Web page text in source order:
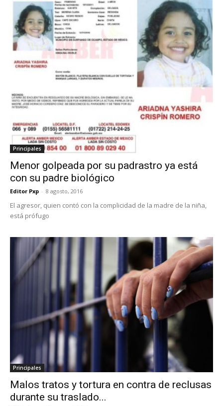
Principales
Menor golpeada por su padrastro ya está
con su padre biológico
Editor Pxp - 8 agosto, 2016
El agresor, quien contó con la complicidad de la madre de la niña,
está prófugo
Principales
Malos tratos y tortura en contra de reclusas
durante su traslado...